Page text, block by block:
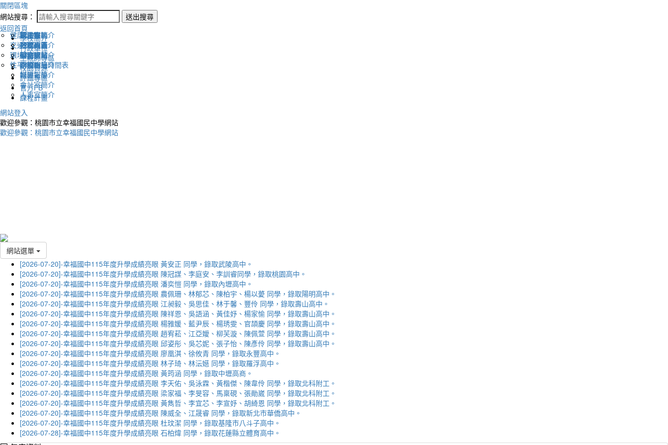
關閉區塊
網站搜尋：
送出搜尋
返回首頁
學校簡介
認識幸福
地理位置
英文網站
幸福相簿
媒體報導
行政單位
校長室簡介
教務處簡介
學務處簡介
總務處簡介
輔導室簡介
會計室簡介
人事室簡介
生親師專區
新生專區
升學專區
圖書館藏
學校作息時間表
校園資源
電子報
下載列表
評鑑專區
健康促進
交通安全
環境教育
性平教育
官方FB
課程計畫
網站登入
歡迎參觀：桃園市立幸福國民中學網站
歡迎參觀：桃園市立幸福國民中學網站
網站選單
[2026-07-20]-幸福國中115年度升學成績亮眼 黃安正 同學，錄取武陵高中。
[2026-07-20]-幸福國中115年度升學成績亮眼 陳冠謀、李庭安、李訓睿同學，錄取桃園高中。
[2026-07-20]-幸福國中115年度升學成績亮眼 潘奕愷 同學，錄取內壢高中。
[2026-07-20]-幸福國中115年度升學成績亮眼 農佩珊、林郁芯、陳柏宇、楊以薆 同學，錄取陽明高中。
[2026-07-20]-幸福國中115年度升學成績亮眼 江昶毅、吳思佳、林于馨、豐伶 同學，錄取壽山高中。
[2026-07-20]-幸福國中115年度升學成績亮眼 陳祥恩、吳語涵、黃佳妤、楊家愉 同學，錄取壽山高中。
[2026-07-20]-幸福國中115年度升學成績亮眼 楊雅媛、藍尹辰、楊琇雯、官頡慶 同學，錄取壽山高中。
[2026-07-20]-幸福國中115年度升學成績亮眼 趙宥菘、江亞嬡、柳芙漩、陳佩萱 同學，錄取壽山高中。
[2026-07-20]-幸福國中115年度升學成績亮眼 邱姿彤、吳芯妮、張子怡、陳彥伶 同學，錄取壽山高中。
[2026-07-20]-幸福國中115年度升學成績亮眼 廖凰淇、徐攸青 同學，錄取永豐高中。
[2026-07-20]-幸福國中115年度升學成績亮眼 林子琦、林沄嬨 同學，錄取羅浮高中。
[2026-07-20]-幸福國中115年度升學成績亮眼 黃筠涵 同學，錄取中壢高商。
[2026-07-20]-幸福國中115年度升學成績亮眼 李天佑、吳泳霖、黃楷傑、陳韋伶 同學，錄取北科附工。
[2026-07-20]-幸福國中115年度升學成績亮眼 梁家福、李旻容、馬稟硯、張勛崴 同學，錄取北科附工。
[2026-07-20]-幸福國中115年度升學成績亮眼 黃雋哲、李宜芯、李宣妤、胡綺恩 同學，錄取北科附工。
[2026-07-20]-幸福國中115年度升學成績亮眼 陳威全、江晟睿 同學，錄取新北市華僑高中。
[2026-07-20]-幸福國中115年度升學成績亮眼 杜玟潔 同學，錄取基隆市八斗子高中。
[2026-07-28]-幸福國中115年度升學成績亮眼 石柏煒 同學，錄取花蓮縣立體育高中。